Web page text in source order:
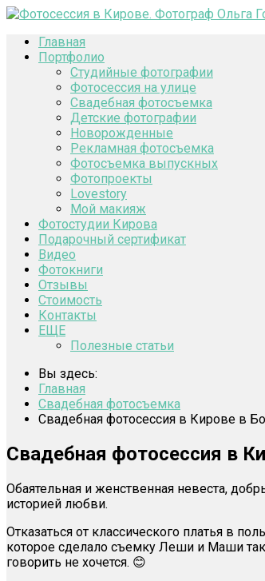
Главная
Портфолио
Студийные фотографии
Фотосессия на улице
Свадебная фотосъемка
Детские фотографии
Новорожденные
Рекламная фотосъемка
Фотосъемка выпускных
Фотопроекты
Lovestory
Мой макияж
Фотостудии Кирова
Подарочный сертификат
Видео
Фотокниги
Отзывы
Стоимость
Контакты
ЕЩЕ
Полезные статьи
Вы здесь:
Главная
Свадебная фотосъемка
Свадебная фотосессия в Кирове в
Свадебная фотосессия в
Обаятельная и женственная невеста,
историей любви.
Отказаться от классического платья в
которое сделало съемку Леши и Маши
говорить не хочется. 😊